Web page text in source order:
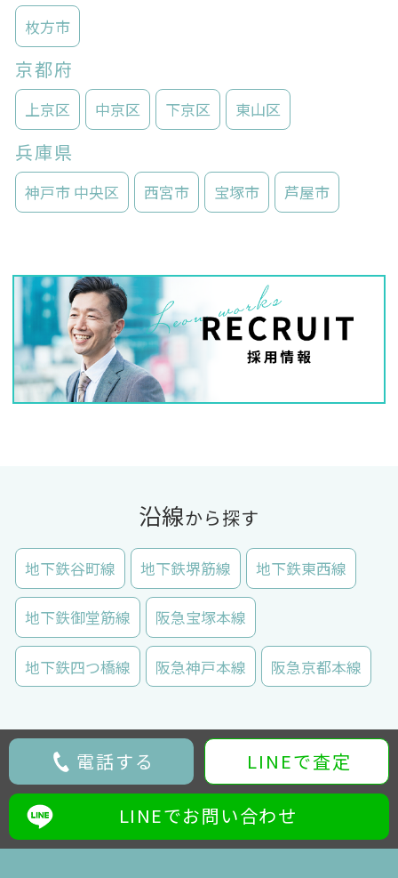
枚方市
京都府
上京区 中京区 下京区 東山区
兵庫県
神戸市 中央区 西宮市 宝塚市 芦屋市
沿線から探す
地下鉄谷町線 地下鉄堺筋線 地下鉄東西線
地下鉄御堂筋線 阪急宝塚本線
地下鉄四つ橋線 阪急神戸本線 阪急京都本線
電話する LINEで査定
LINEでお問い合わせ